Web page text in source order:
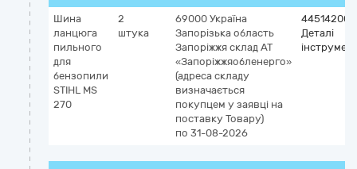
Шина
ланцюга
пильного
для
бензопили
STIHL MS
270
2
штука
69000 Україна
Запорізька область
Запоріжжя склад АТ
«Запоріжжяобленерго»
(адреса складу
визначається
покупцем у заявці на
поставку Товару)
по 31-08-2026
44514200-
Деталі